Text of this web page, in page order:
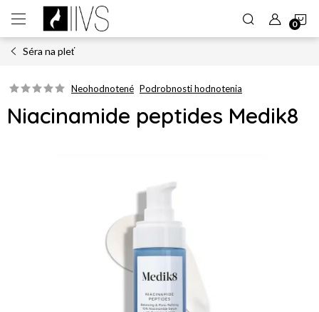
obsah
Séra na pleť
Neohodnotené Podrobnosti hodnotenia
Niacinamide peptides Medik8